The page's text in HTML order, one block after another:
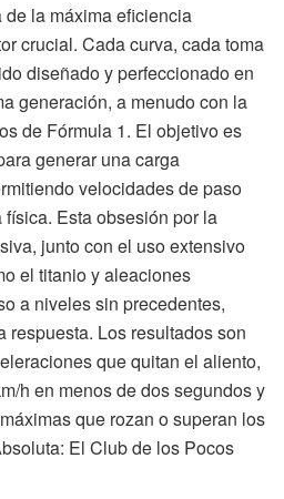
la máxima eficiencia
crucial. Cada curva, cada toma
diseñado y perfeccionado en
generación, a menudo con la
de Fórmula 1. El objetivo es
generar una carga
velocidades de paso
Esta obsesión por la
junto con el uso extensivo
el titanio y aleaciones
a niveles sin precedentes,
respuesta. Los resultados son
que quitan el aliento,
h en menos de dos segundos y
que rozan o superan los
El Club de los Pocos